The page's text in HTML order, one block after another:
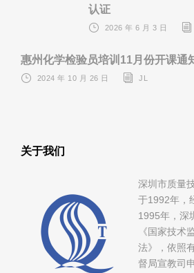
认证
2026 年 6 月 3 日
惠州化学检验员培训11月份开课通
2024 年 10 月 26 日 JL
关于我们
深圳市质量
于1992年，
1995年，深
《国家技术
法》，依照
督局宣教司